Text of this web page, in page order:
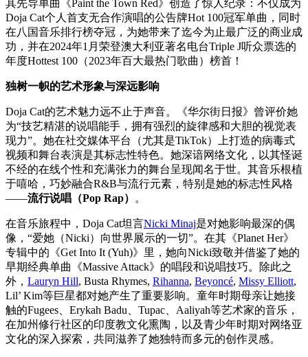
其先导单曲《Paint the Town Red》创造了惊人纪录：不仅成为
Doja Cat个人首支无合作演唱的公告牌Hot 100冠军单曲，同时
在八国音乐排行榜夺冠，为她带来了迄今为止最广泛的商业成
功，并在2024年1月荣登澳大利亚著名电台Triple J听众票选的
年度Hottest 100（2023年百大最热门歌曲）榜首！
独树一帜的艺术形象与深远影响
Doja Cat的艺术魅力远不止于声音。《华尔街日报》曾评价她
为“技艺精湛的说唱能手，拥有强烈的旋律感和大胆的视觉表
现力”。她在社交媒体平台（尤其是TikTok）上打造的病毒式
视频和舞台表演是其标志性特色。她深谙网络文化，以其怪诞
不经的在线个性和充满张力的舞台呈现闻名于世。其音乐根植
于嘻哈，巧妙融合R&B与流行元素，特别是她的标志性风格
——流行说唱（Pop Rap） 。
在音乐旅程中，Doja Cat坦言Nicki Minaj是对她影响最深的偶
像，“爱她（Nicki）向世界展示的一切”。在其《Planet Her》
专辑中的《Get Into It (Yuh)》里，她向Nicki致敬并借鉴了她的
早期经典单曲《Massive Attack》的唱段和说唱技巧。除此之
外， Lauryn Hill, Busta Rhymes, Rihanna, Beyoncé, Missy Elliott,
Lil’ Kim等巨星都对她产生了重要影响。童年时期母亲让她接
触的Fugees、Erykah Badu、Tupac、Aaliyah等艺术家的音乐，
在加州修行社区的印度教文化熏陶，以及青少年时期对网络亚
文化的深入探索，共同滋养了她独特而多元的创作灵感。